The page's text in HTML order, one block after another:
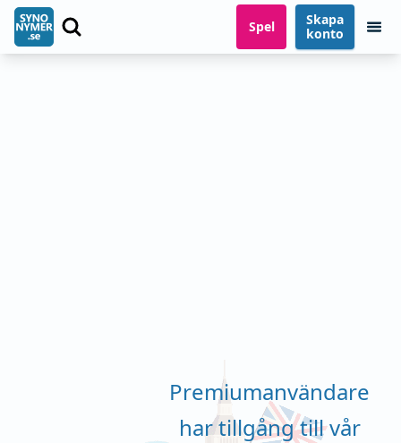
Spel
Skapa
konto
Premiumanvändare
har tillgång till vår